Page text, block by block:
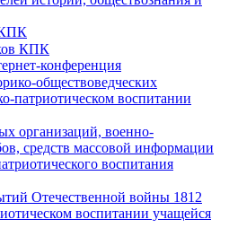
КПК
КПК
конференция
обществоведческих
патриотическом воспитании
организаций, военно-
средств массовой информации
воспитания
Отечественной войны 1812
воспитании учащейся